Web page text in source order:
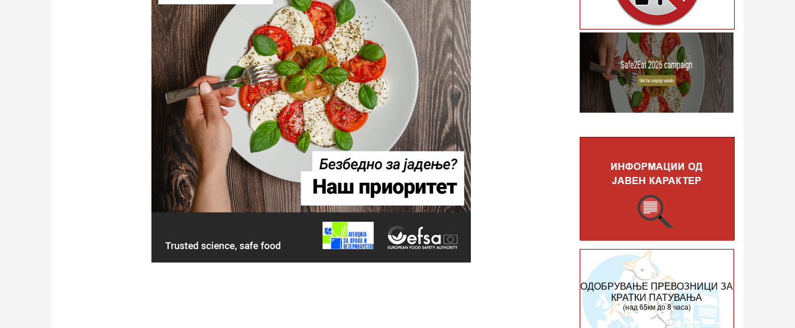
ОДОБРУВАЊЕ ПРЕВОЗНИЦИ ЗА
КРАТКИ ПАТУВАЊА
(над 65км до 8 часа)